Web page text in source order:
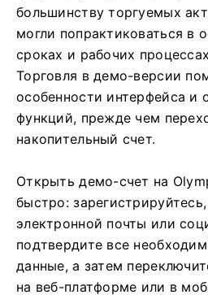
большинству торгуемых
могли попрактиковаться в
сроках и рабочих
Торговля в демо-версии
особенности интерфейса и
функций, прежде чем
накопительный счет.
Открыть демо-счет на
быстро:
электронной почты или
подтвердите все
данные, а затем
на веб-платформе или в